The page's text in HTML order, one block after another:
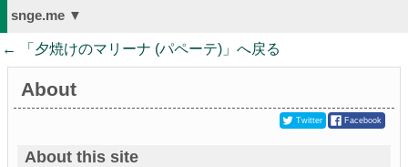
snge.me ▼
← 「 夕焼けのマリーナ (パペーテ) 」へ戻る
About
Twitter Facebook
About this site